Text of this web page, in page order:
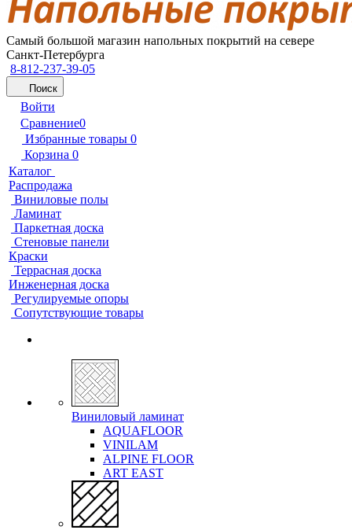
Самый большой магазин напольных покрытий на севере
Санкт-Петербурга
8-812-237-39-05
Поиск
Войти
Сравнение0
Избранные товары 0
Корзина 0
Каталог
Распродажа
Виниловые полы
Ламинат
Паркетная доска
Стеновые панели
Краски
Террасная доска
Инженерная доска
Регулируемые опоры
Сопутствующие товары
Виниловый ламинат
AQUAFLOOR
VINILAM
ALPINE FLOOR
ART EAST